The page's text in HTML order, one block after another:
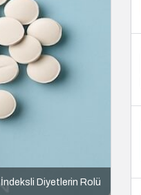
Diyetlerin Rolü